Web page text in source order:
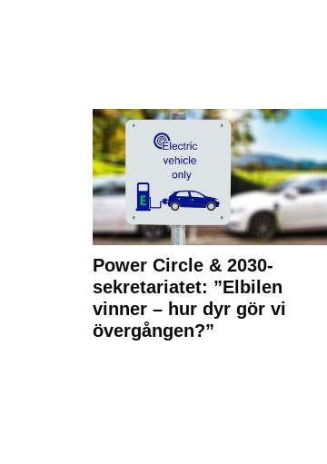
Power Circle & 2030-
sekretariatet: ”Elbilen
vinner – hur dyr gör vi
övergången?”